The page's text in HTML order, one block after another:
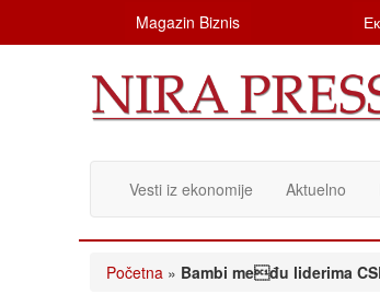
Magazin Biznis
Vesti iz ekonomije Aktuelno
Početna » Bambi među liderima